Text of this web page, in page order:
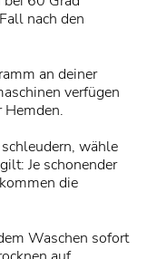
nach den
an deiner
verfügen
Hemden.
wähle
Je schonender
die
Waschen sofort